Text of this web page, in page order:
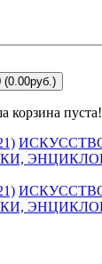
(0.00руб.)
корзина пуста!